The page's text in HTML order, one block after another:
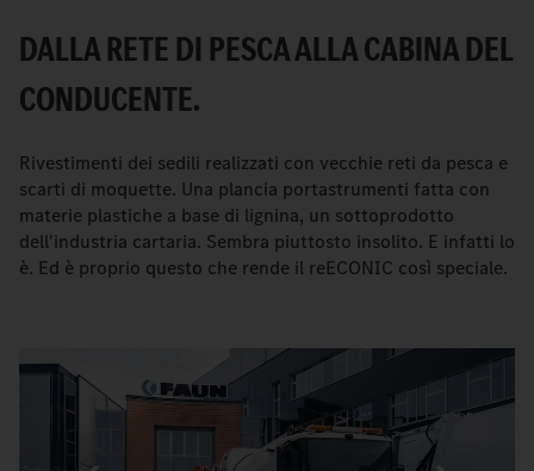
DALLA RETE DI PESCA ALLA CABINA DEL
CONDUCENTE.
Rivestimenti dei sedili realizzati con vecchie reti da pesca e
scarti di moquette. Una plancia portastrumenti fatta con
materie plastiche a base di lignina, un sottoprodotto
dell'industria cartaria. Sembra piuttosto insolito. E infatti lo
è. Ed è proprio questo che rende il reECONIC così speciale.